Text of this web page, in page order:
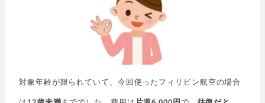
対象年齢が限られていて、今回使ったフィリピン航空の場合